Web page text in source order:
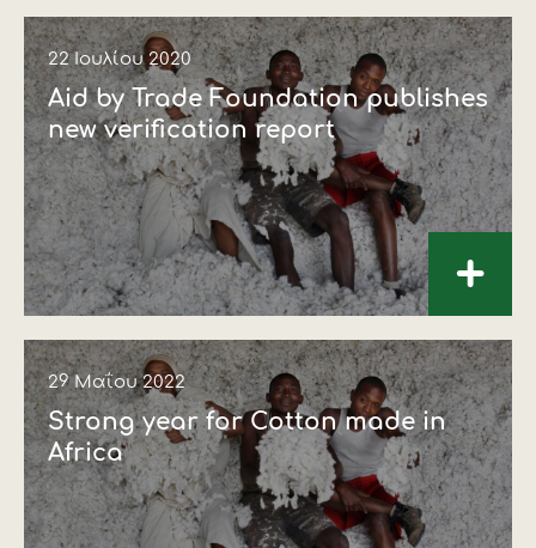
Επικοινωνία
Πως θα μας βρείτε
ΑΚΟΛΟΥΘΗΣΤΕ ΜΑΣ
Πως θα μας βρείτε
ΑΚΟΛΟΥΘΗΣΤΕ ΜΑΣ
Πως θα μας βρείτε
ΑΚΟΛΟΥΘΗΣΤΕ ΜΑΣ
Πως θα μας βρείτε
ΑΚΟΛΟΥΘΗΣΤΕ ΜΑΣ
Πως θα μας βρείτε
ΑΚΟΛΟΥΘΗΣΤΕ ΜΑΣ
Πως θα μας βρείτε
ΑΚΟΛΟΥΘΗΣΤΕ ΜΑΣ
22 Ιουλίου 2020
Aid by Trade Foundation publishes
new verification report
+
29 Μαΐου 2022
Strong year for Cotton made in
Africa